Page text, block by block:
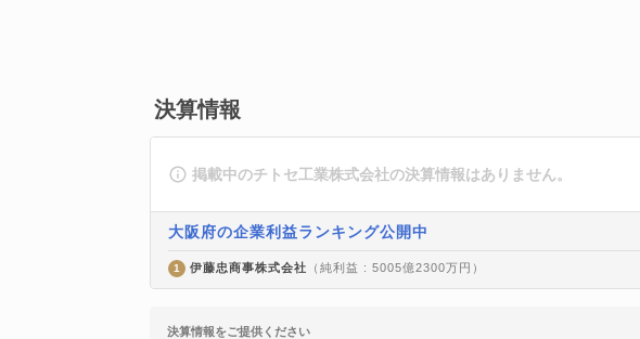
決算情報
掲載中のチトセ工業株式会社の決算情報はありません。
大阪府の企業利益ランキング公開中
1 伊藤忠商事株式会社 （純利益 : 5005億2300万円）
決算情報をご提供ください